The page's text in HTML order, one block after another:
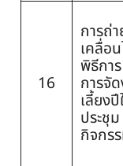
16
การถ่
เคลื่อ
พิธีกา
การจั
เลี้ยง
ประชุ
กิจกร